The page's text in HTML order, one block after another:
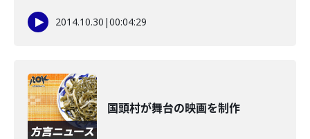
2014.10.30 |00:04:29
国頭村が舞台の映画を制作